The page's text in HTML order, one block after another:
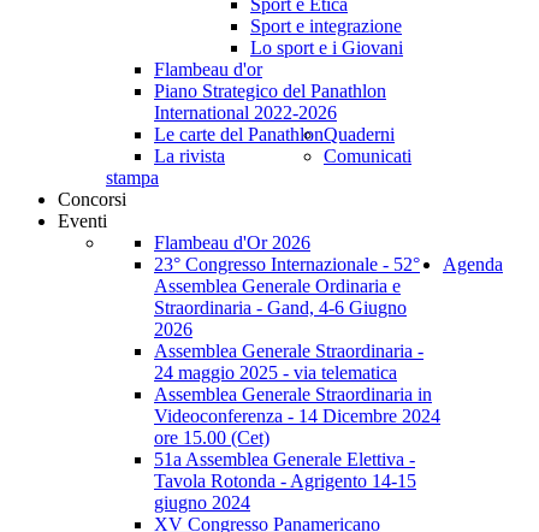
Sport e integrazione
Lo sport e i Giovani
Flambeau d'or
Piano Strategico del Panathlon
International 2022-2026
Le carte del Panathlon
La rivista
Quaderni
Comunicati
stampa
Concorsi
Eventi
Flambeau d'Or 2026
23° Congresso Internazionale - 52°
Assemblea Generale Ordinaria e
Straordinaria - Gand, 4-6 Giugno
2026
Assemblea Generale Straordinaria -
24 maggio 2025 - via telematica
Assemblea Generale Straordinaria in
Videoconferenza - 14 Dicembre 2024
ore 15.00 (Cet)
51a Assemblea Generale Elettiva -
Tavola Rotonda - Agrigento 14-15
giugno 2024
XV Congresso Panamericano
Agenda